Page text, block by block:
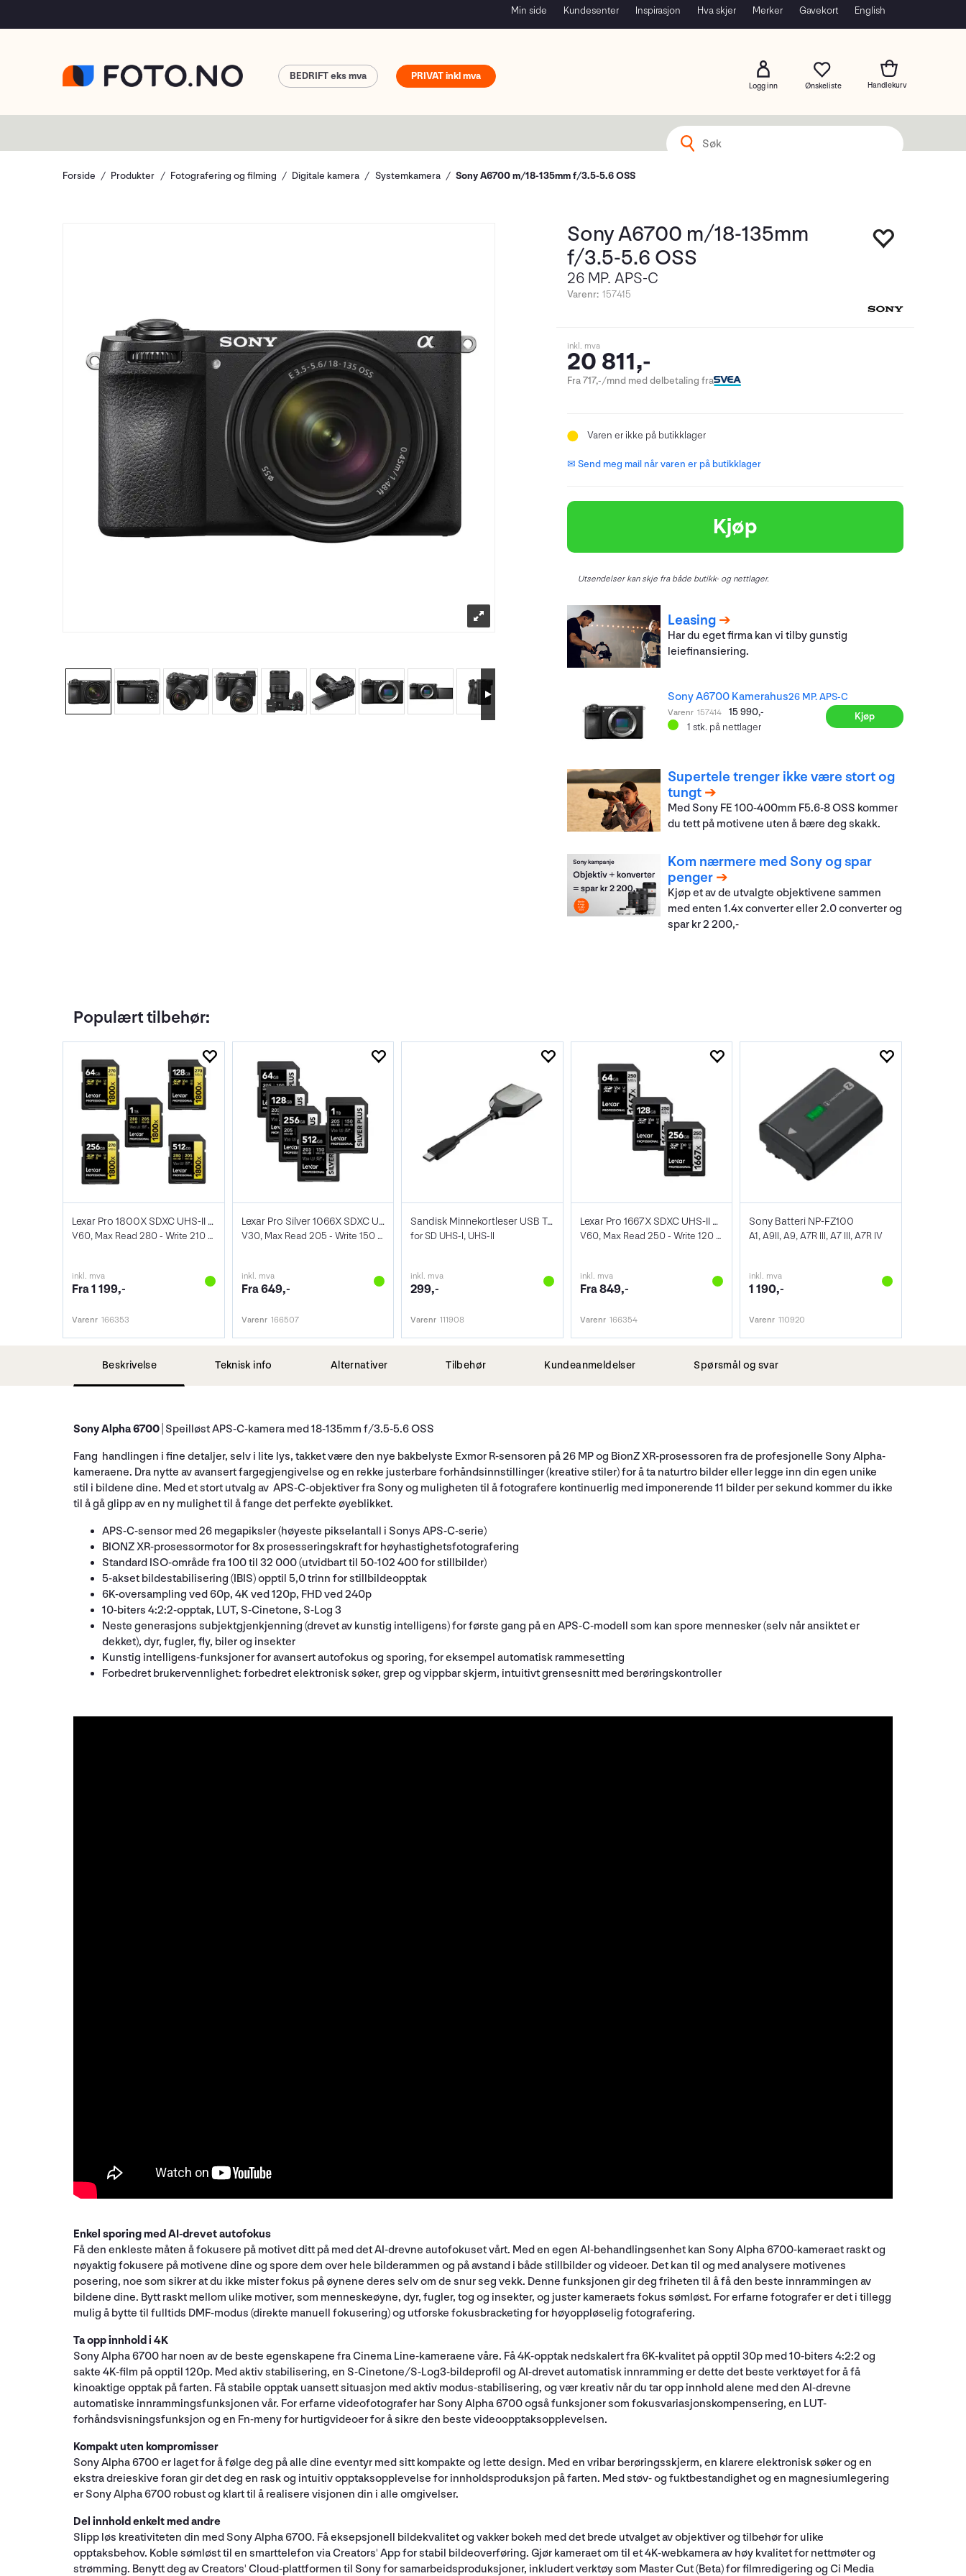
Min side Kundesenter Inspirasjon Hva skjer Merker Gavekort English
Logg inn
PRIVAT
BEDRIFT
Forside Produkter Fotografering og filming Digitale kamera Systemkamera Sony A6700 m/18-135mm f/3.5-5.6 OSS
Sony A6700 m/18-135mm
f/3.5-5.6 OSS
26 MP. APS-C
Varenr: 157415
inkl. mva
20 811,-
Fra 717,-/mnd med delbetaling fra
Varen er ikke på butikklager
✉ Send meg mail når varen er på butikklager
Kjøp
Utsendelser kan skje fra både butikk- og nettlager.
Leasing
Har du eget firma kan vi tilby gunstig
leiefinansiering.
Sony A6700 Kamerahus26 MP. APS-C
Varenr 157414 15 990,-
1 stk. på nettlager
Supertele trenger ikke være stort og
tungt
Med Sony FE 100-400mm F5.6-8 OSS kommer
du tett på motivene uten å bære deg skakk.
Kom nærmere med Sony og spar
penger
Kjøp et av de utvalgte objektivene sammen
med enten 1.4x converter eller 2.0 converter og
spar kr 2 200,-
Populært tilbehør:
Lexar Pro 1800X SDXC UHS-II U3
V60, Max Read 280 - Write 210 MB/s
inkl. mva
Fra 1 199,-
Varenr 166353
Lexar Pro Silver 1066X SDXC UHS-I (V30)
V30, Max Read 205 - Write 150 MB/s
inkl. mva
Fra 649,-
Varenr 166507
Sandisk Minnekortleser USB Type-C
for SD UHS-I, UHS-II
inkl. mva
299,-
Varenr 111908
Lexar Pro 1667X SDXC UHS-II U3
V60, Max Read 250 - Write 120 MB/s
inkl. mva
Fra 849,-
Varenr 166354
Sony Batteri NP-FZ100
A1, A9II, A9, A7R III, A7 III, A7R IV
inkl. mva
1 190,-
Varenr 110920
Beskrivelse Teknisk info Alternativer Tilbehør Kundeanmeldelser Spørsmål og svar
Sony Alpha 6700 | Speilløst APS-C-kamera med 18-135mm f/3.5-5.6 OSS
Fang handlingen i fine detaljer, selv i lite lys, takket være den nye bakbelyste Exmor R-sensoren på 26 MP og BionZ XR-prosessoren fra de profesjonelle Sony Alpha-
kameraene. Dra nytte av avansert fargegjengivelse og en rekke justerbare forhåndsinnstillinger (kreative stiler) for å ta naturtro bilder eller legge inn din egen unike
stil i bildene dine. Med et stort utvalg av APS-C-objektiver fra Sony og muligheten til å fotografere kontinuerlig med imponerende 11 bilder per sekund kommer du ikke
til å gå glipp av en ny mulighet til å fange det perfekte øyeblikket.
APS-C-sensor med 26 megapiksler (høyeste pikselantall i Sonys APS-C-serie)
BIONZ XR-prosessormotor for 8x prosesseringskraft for høyhastighetsfotografering
Standard ISO-område fra 100 til 32 000 (utvidbart til 50-102 400 for stillbilder)
5-akset bildestabilisering (IBIS) opptil 5,0 trinn for stillbildeopptak
6K-oversampling ved 60p, 4K ved 120p, FHD ved 240p
10-biters 4:2:2-opptak, LUT, S-Cinetone, S-Log 3
Neste generasjons subjektgjenkjenning (drevet av kunstig intelligens) for første gang på en APS-C-modell som kan spore mennesker (selv når ansiktet er
dekket), dyr, fugler, fly, biler og insekter
Kunstig intelligens-funksjoner for avansert autofokus og sporing, for eksempel automatisk rammesetting
Forbedret brukervennlighet: forbedret elektronisk søker, grep og vippbar skjerm, intuitivt grensesnitt med berøringskontroller
Enkel sporing med AI-drevet autofokus
Få den enkleste måten å fokusere på motivet ditt på med det AI-drevne autofokuset vårt. Med en egen AI-behandlingsenhet kan Sony Alpha 6700-kameraet raskt og
nøyaktig fokusere på motivene dine og spore dem over hele bilderammen og på avstand i både stillbilder og videoer. Det kan til og med analysere motivenes
posering, noe som sikrer at du ikke mister fokus på øynene deres selv om de snur seg vekk. Denne funksjonen gir deg friheten til å få den beste innrammingen av
bildene dine. Bytt raskt mellom ulike motiver, som menneskeøyne, dyr, fugler, tog og insekter, og juster kameraets fokus sømløst. For erfarne fotografer er det i tillegg
mulig å bytte til fulltids DMF-modus (direkte manuell fokusering) og utforske fokusbracketing for høyoppløselig fotografering.
Ta opp innhold i 4K
Sony Alpha 6700 har noen av de beste egenskapene fra Cinema Line-kameraene våre. Få 4K-opptak nedskalert fra 6K-kvalitet på opptil 30p med 10-biters 4:2:2 og
sakte 4K-film på opptil 120p. Med aktiv stabilisering, en S-Cinetone/S-Log3-bildeprofil og AI-drevet automatisk innramming er dette det beste verktøyet for å få
kinoaktige opptak på farten. Få stabile opptak uansett situasjon med aktiv modus-stabilisering, og vær kreativ når du tar opp innhold alene med den AI-drevne
automatiske innrammingsfunksjonen vår. For erfarne videofotografer har Sony Alpha 6700 også funksjoner som fokusvariasjonskompensering, en LUT-
forhåndsvisningsfunksjon og en Fn-meny for hurtigvideoer for å sikre den beste videoopptaksopplevelsen.
Kompakt uten kompromisser
Sony Alpha 6700 er laget for å følge deg på alle dine eventyr med sitt kompakte og lette design. Med en vribar berøringsskjerm, en klarere elektronisk søker og en
ekstra dreieskive foran gir det deg en rask og intuitiv opptaksopplevelse for innholdsproduksjon på farten. Med støv- og fuktbestandighet og en magnesiumlegering
er Sony Alpha 6700 robust og klart til å realisere visjonen din i alle omgivelser.
Del innhold enkelt med andre
Slipp løs kreativiteten din med Sony Alpha 6700. Få eksepsjonell bildekvalitet og vakker bokeh med det brede utvalget av objektiver og tilbehør for ulike
opptaksbehov. Koble sømløst til en smarttelefon via Creators' App for stabil bildeoverføring. Gjør kameraet om til et 4K-webkamera av høy kvalitet for nettmøter og
strømming. Benytt deg av Creators' Cloud-plattformen til Sony for samarbeidsproduksjoner, inkludert verktøy som Master Cut (Beta) for filmredigering og Ci Media